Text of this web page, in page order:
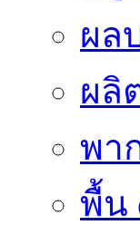
ผล
ผลิ
พา
พื้น